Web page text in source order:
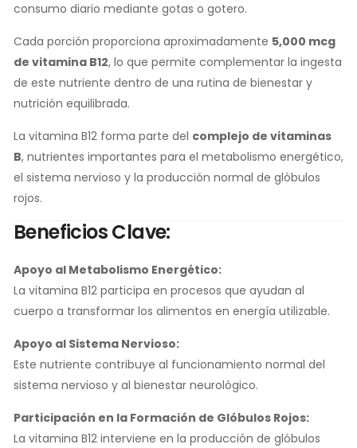
consumo diario mediante gotas o gotero.
Cada porción proporciona aproximadamente 5,000 mcg
de vitamina B12, lo que permite complementar la ingesta
de este nutriente dentro de una rutina de bienestar y
nutrición equilibrada.
La vitamina B12 forma parte del complejo de vitaminas
B, nutrientes importantes para el metabolismo energético,
el sistema nervioso y la producción normal de glóbulos
rojos.
Beneficios Clave:
Apoyo al Metabolismo Energético:
La vitamina B12 participa en procesos que ayudan al
cuerpo a transformar los alimentos en energía utilizable.
Apoyo al Sistema Nervioso:
Este nutriente contribuye al funcionamiento normal del
sistema nervioso y al bienestar neurológico.
Participación en la Formación de Glóbulos Rojos:
La vitamina B12 interviene en la producción de glóbulos